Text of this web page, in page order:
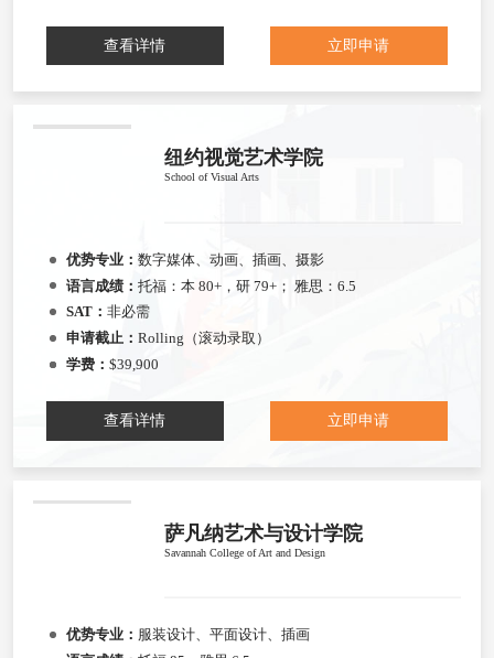
查看详情 立即申请
纽约视觉艺术学院
School of Visual Arts
优势专业： 数字媒体、动画、插画、摄影
语言成绩： 托福：本 80+，研 79+； 雅思：6.5
SAT： 非必需
申请截止： Rolling（滚动录取）
学费： $39,900
查看详情 立即申请
萨凡纳艺术与设计学院
Savannah College of Art and Design
优势专业： 服装设计、平面设计、插画